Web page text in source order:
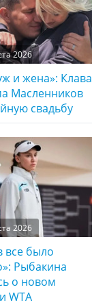
2026
и жена»: Клава
Масленников
свадьбу
2026
все было
Рыбакина
о новом
WTA